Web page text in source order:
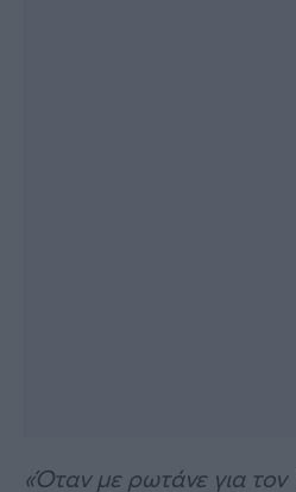
«Όταν με ρωτάνε για τον